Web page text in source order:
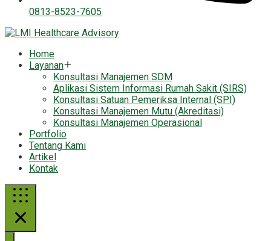
0813-8523-7605
Home
Layanan
Konsultasi Manajemen SDM
Aplikasi Sistem Informasi Rumah Sakit (SIRS)
Konsultasi Satuan Pemeriksa Internal (SPI)
Konsultasi Manajemen Mutu (Akreditasi)
Konsultasi Manajemen Operasional
Portfolio
Tentang Kami
Artikel
Kontak